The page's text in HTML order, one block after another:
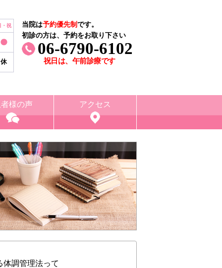
・祝
休
当院は予約優先制です。
初診の方は、予約をお取り下さい
06-6790-6102
祝日は、午前診療です
様の声 アクセス
体調管理法って